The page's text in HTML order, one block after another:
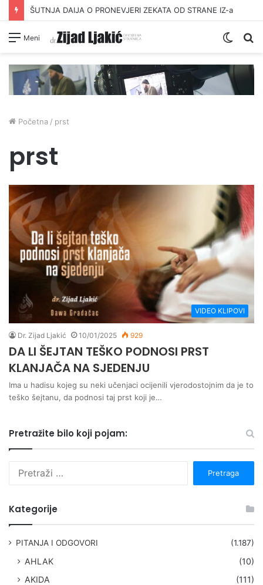
ŠUTNJA DAIJA O PRONEVJERI ZEKATA OD STRANE IZ-a
Meni
Switch
Početna / prst
prst
VIDEO KLIPOVI
Dr. Zijad Ljakić 10/01/2025 929
DA LI ŠEJTAN TEŠKO PODNOSI PRST
KLANJAČA NA SJEDENJU
Ima u hadisu kojeg su neki učenjaci ocijenili vjerodostojnim da je to
teško šejtanu, da podnosi taj prst koji je…
Pretražite bilo koji pojam:
Kategorije
PITANJA I ODGOVORI (1.187)
AHLAK
(10)
AKIDA
(111)